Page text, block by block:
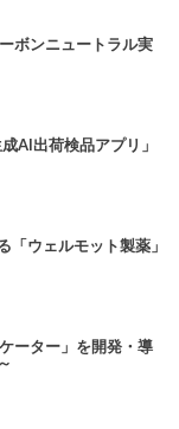
ボンニュートラル実
AI出荷検品アプリ」
「ウェルモット製薬」
ーター」を開発・導